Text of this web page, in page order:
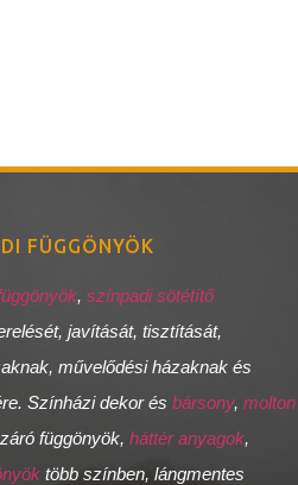
FÜGGÖNYÖK
, színpadi sötétítő
javítását, tisztítását,
művelődési házaknak és
Színházi dekor és bársony, molton
függönyök, háttér anyagok,
több színben, lángmentes